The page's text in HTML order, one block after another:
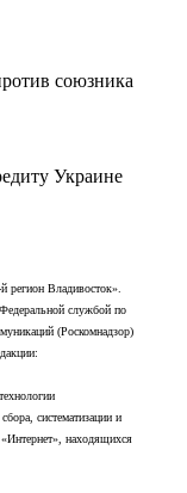
союзника
Украине
регион Владивосток».
службой по
(Роскомнадзор)
систематизации и
«Интернет», находящихся